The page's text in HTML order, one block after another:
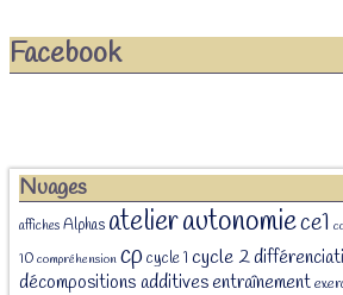
Facebook
Nuages
affichesAlphas atelierautonomiece1
10 compréhension cp cycle 1 cycle 2
décompositions additives entraînement